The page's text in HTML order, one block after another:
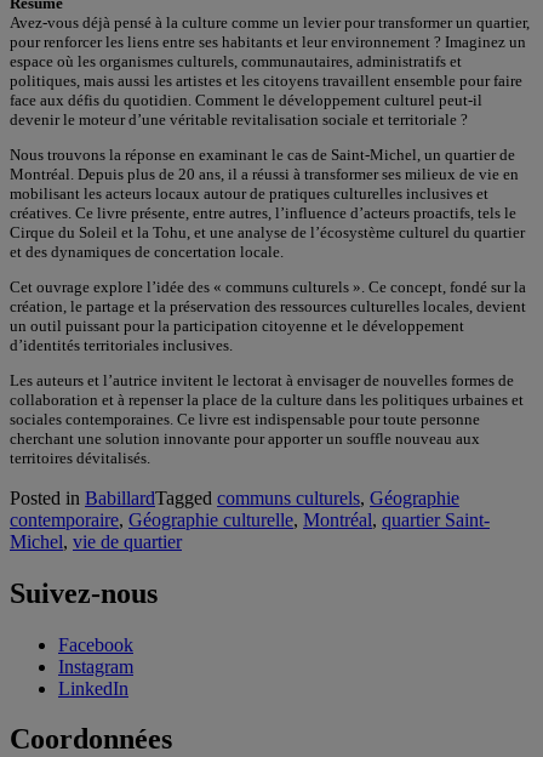
Avez-vous déjà pensé à la culture comme un levier pour transformer un quartier,
pour renforcer les liens entre ses habitants et leur environnement ? Imaginez un
espace où les organismes culturels, communautaires, administratifs et
politiques, mais aussi les artistes et les citoyens travaillent ensemble pour faire
face aux défis du quotidien. Comment le développement culturel peut-il
devenir le moteur d’une véritable revitalisation sociale et territoriale ?
Nous trouvons la réponse en examinant le cas de Saint-Michel, un quartier de
Montréal. Depuis plus de 20 ans, il a réussi à transformer ses milieux de vie en
mobilisant les acteurs locaux autour de pratiques culturelles inclusives et
créatives. Ce livre présente, entre autres, l’influence d’acteurs proactifs, tels le
Cirque du Soleil et la Tohu, et une analyse de l’écosystème culturel du quartier
et des dynamiques de concertation locale.
Cet ouvrage explore l’idée des « communs culturels ». Ce concept, fondé sur la
création, le partage et la préservation des ressources culturelles locales, devient
un outil puissant pour la participation citoyenne et le développement
d’identités territoriales inclusives.
Les auteurs et l’autrice invitent le lectorat à envisager de nouvelles formes de
collaboration et à repenser la place de la culture dans les politiques urbaines et
sociales contemporaines. Ce livre est indispensable pour toute personne
cherchant une solution innovante pour apporter un souffle nouveau aux
territoires dévitalisés.
Posted in BabillardTagged communs culturels, Géographie
contemporaire, Géographie culturelle, Montréal, quartier Saint-
Michel, vie de quartier
Suivez-nous
Facebook
Instagram
LinkedIn
Coordonnées